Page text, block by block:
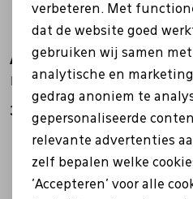
Atelier Rebul
Istanbul Bosphorus Roomspray zilver
39,00
Analytische cookies
Marketing cookies
verbeteren. Met
dat de website goed
gebruiken wij samen met
analytische en
gedrag anoniem te
gepersonaliseerde
relevante advertenties
zelf bepalen welke
'Accepteren' voor alle